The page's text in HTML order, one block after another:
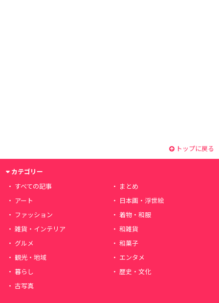
トップに戻る
カテゴリー
すべての記事
まとめ
アート
日本画・浮世絵
ファッション
着物・和服
雑貨・インテリア
和雑貨
グルメ
和菓子
観光・地域
エンタメ
暮らし
歴史・文化
古写真